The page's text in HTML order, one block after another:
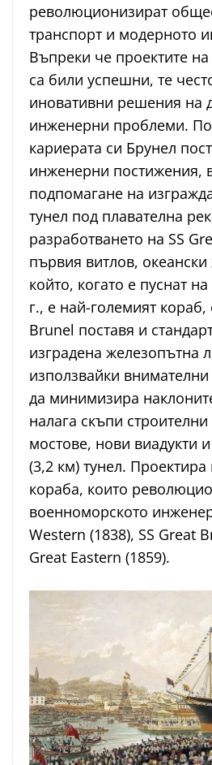
революционизират
транспорт и модерното
Въпреки че проектите
са били успешни, те
иновативни решения на
инженерни проблеми.
кариерата си Брунел
инженерни постижения,
подпомагане на
тунел под плавателна
разработването на SS
първия витлов,
който, когато е пуснат
г., е най-големият кораб,
Brunel поставя и
изградена железопътна
използвайки
да минимизира
налага скъпи
мостове, нови виадукти
(3,2 км) тунел. Проектира
кораба, които
военноморското
Western (1838), SS Great
Great Eastern (1859).